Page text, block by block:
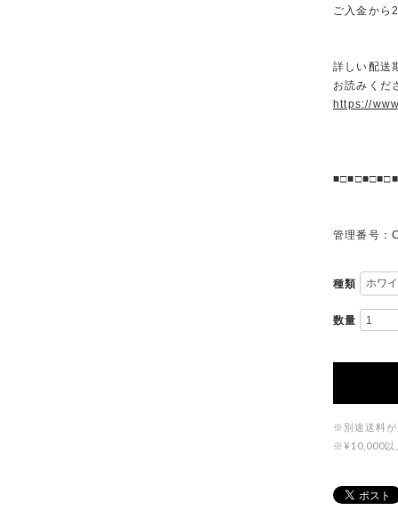
ご入金から
詳しい配送
お読みくだ
https://
管理番号：
種類
数量
※別途送料が
※¥10,000以